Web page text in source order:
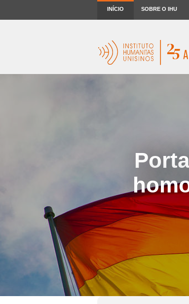
INÍCIO SOBRE O IHU